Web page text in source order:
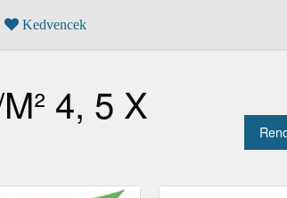
Kedvencek
4, 5 X